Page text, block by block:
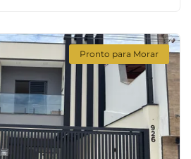
Pronto para Morar